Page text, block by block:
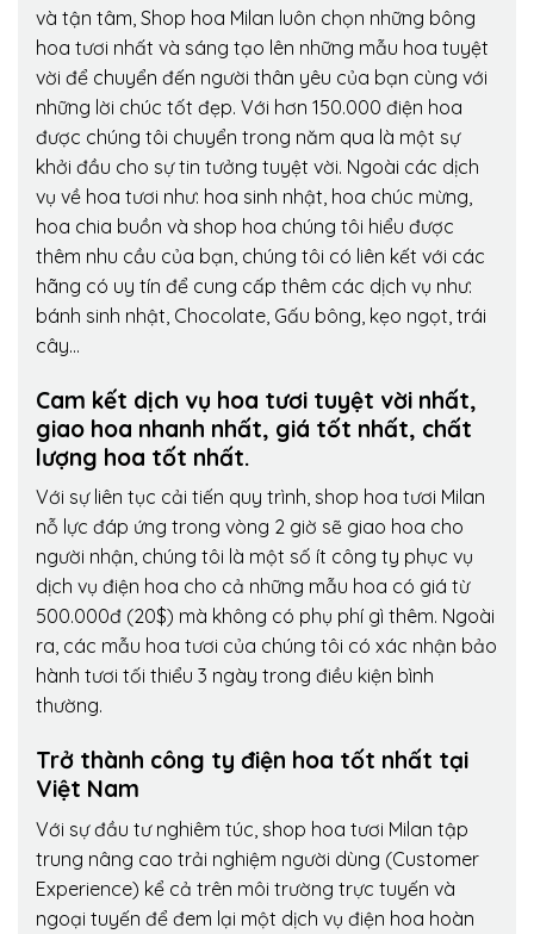
và tận tâm, Shop hoa Milan luôn chọn những bông
hoa tươi nhất và sáng tạo lên những mẫu hoa tuyệt
vời để chuyển đến người thân yêu của bạn cùng với
những lời chúc tốt đẹp. Với hơn 150.000 điện hoa
được chúng tôi chuyển trong năm qua là một sự
khởi đầu cho sự tin tưởng tuyệt vời. Ngoài các dịch
vụ về hoa tươi như: hoa sinh nhật, hoa chúc mừng,
hoa chia buồn và shop hoa chúng tôi hiểu được
thêm nhu cầu của bạn, chúng tôi có liên kết với các
hãng có uy tín để cung cấp thêm các dịch vụ như:
bánh sinh nhật, Chocolate, Gấu bông, kẹo ngọt, trái
cây…
Cam kết dịch vụ hoa tươi tuyệt vời nhất,
giao hoa nhanh nhất, giá tốt nhất, chất
lượng hoa tốt nhất.
Với sự liên tục cải tiến quy trình, shop hoa tươi Milan
nỗ lực đáp ứng trong vòng 2 giờ sẽ giao hoa cho
người nhận, chúng tôi là một số ít công ty phục vụ
dịch vụ điện hoa cho cả những mẫu hoa có giá từ
500.000đ (20$) mà không có phụ phí gì thêm. Ngoài
ra, các mẫu hoa tươi của chúng tôi có xác nhận bảo
hành tươi tối thiểu 3 ngày trong điều kiện bình
thường.
Trở thành công ty điện hoa tốt nhất tại
Việt Nam
Với sự đầu tư nghiêm túc, shop hoa tươi Milan tập
trung nâng cao trải nghiệm người dùng (Customer
Experience) kể cả trên môi trường trực tuyến và
ngoại tuyến để đem lại một dịch vụ điện hoa hoàn